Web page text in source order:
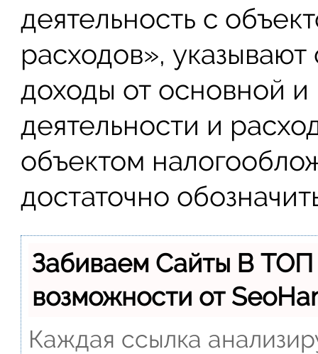
деятельность с
расходов»,
доходы от основной
деятельности и
объектом
достаточно
Забиваем Сайты В
возможности от
Каждая ссылка